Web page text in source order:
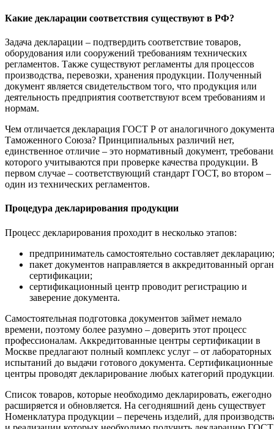
Какие декларации соответствия существуют в РФ?
Задача декларации – подтвердить соответствие товаров,
оборудования или сооружений требованиям технических
регламентов. Также существуют регламенты для процессов
производства, перевозки, хранения продукции. Полученный
документ является свидетельством того, что продукция или
деятельность предприятия соответствуют всем требованиям и
нормам.
Чем отличается декларация ГОСТ Р от аналогичного документа
Таможенного Союза? Принципиальных различий нет,
единственное отличие – это нормативный документ,
которого учитываются при проверке качества продукции. В
первом случае – соответствующий стандарт ГОСТ, во втором –
один из технических регламентов.
Процедура декларирования продукции
Процесс декларирования проходит в несколько этапов:
предприниматель самостоятельно составляет декларацию;
пакет документов направляется в аккредитованный орган
сертификации;
сертификационный центр проводит регистрацию и
заверение документа.
Самостоятельная подготовка документов займет немало
времени, поэтому более разумно – доверить этот процесс
профессионалам. Аккредитованные центры сертификации в
Москве предлагают полный комплекс услуг – от лабораторных
испытаний до выдачи готового документа. Сертификационные
центры проводят декларирование любых категорий
Список товаров, которые необходимо декларировать, ежегодно
расширяется и обновляется. На сегодняшний день существует
Номенклатура продукции – перечень изделий, для